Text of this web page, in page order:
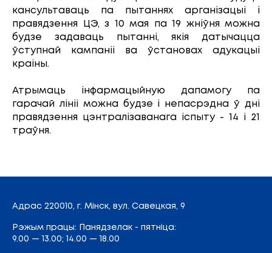
кансультаваць па пытаннях арганізацыі і
правядзення ЦЭ, з 10 мая па 19 жніўня можна
будзе задаваць пытанні, якія датычацца
ўступнай кампаніі ва ўстановах адукацыі
краіны.
Атрымаць інфармацыйную дапамогу па
гарачай лініі можна будзе і непасрэдна ў дні
правядзення цэнтралізаванага іспыту - 14 і 21
траўня.
Адрас 220010, г. Мінск, вул. Савецкая, 9
Рэжым працы: Панядзелак - пятніца:
9.00 — 13.00; 14.00 — 18.00